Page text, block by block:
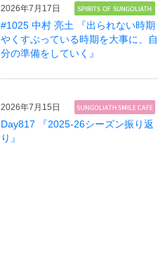
2026年7月17日
#1025 中村 亮土 『出られない時期
やくすぶっている時期を大事に、自
分の準備をしていく』
2026年7月15日
Day817 『2025-26シーズン振り返
り』